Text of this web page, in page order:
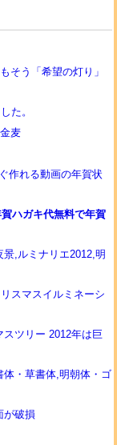
そう「希望の灯り」
た。
麦
作れる動画の年賀状
ハガキ代無料で年賀
,ルミナリエ2012,明
スマスイルミネーシ
ツリー 2012年は巨
・草書体,明朝体・ゴ
が破損